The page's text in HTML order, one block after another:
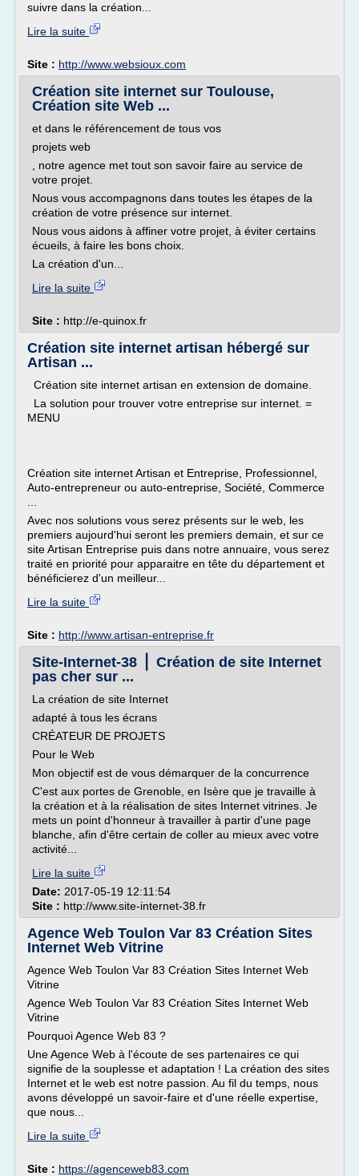
suivre dans la création...
Lire la suite
Site : http://www.websioux.com
Création site internet sur Toulouse,
Création site Web ...
et dans le référencement de tous vos
projets web
, notre agence met tout son savoir faire au service de
votre projet.
Nous vous accompagnons dans toutes les étapes de la
création de votre présence sur internet.
Nous vous aidons à affiner votre projet, à éviter certains
écueils, à faire les bons choix.
La création d'un...
Lire la suite
Site : http://e-quinox.fr
Création site internet artisan hébergé sur
Artisan ...
Création site internet artisan en extension de domaine.
La solution pour trouver votre entreprise sur internet. =
MENU
Création site internet Artisan et Entreprise, Professionnel,
Auto-entrepreneur ou auto-entreprise, Société, Commerce
Avec nos solutions vous serez présents sur le web, les
premiers aujourd'hui seront les premiers demain, et sur ce
site Artisan Entreprise puis dans notre annuaire, vous serez
traité en priorité pour apparaitre en tête du département et
bénéficierez d'un meilleur...
Lire la suite
Site : http://www.artisan-entreprise.fr
Site-Internet-38 ⎪ Création de site Internet
pas cher sur ...
La création de site Internet
adapté à tous les écrans
CRÉATEUR DE PROJETS
Pour le Web
Mon objectif est de vous démarquer de la concurrence
C'est aux portes de Grenoble, en Isère que je travaille à
la création et à la réalisation de sites Internet vitrines. Je
mets un point d'honneur à travailler à partir d'une page
blanche, afin d'être certain de coller au mieux avec votre
activité...
Lire la suite
Date: 2017-05-19 12:11:54
Site : http://www.site-internet-38.fr
Agence Web Toulon Var 83 Création Sites
Internet Web Vitrine
Agence Web Toulon Var 83 Création Sites Internet Web
Vitrine
Agence Web Toulon Var 83 Création Sites Internet Web
Vitrine
Pourquoi Agence Web 83 ?
Une Agence Web à l'écoute de ses partenaires ce qui
signifie de la souplesse et adaptation ! La création des sites
Internet et le web est notre passion. Au fil du temps, nous
avons développé un savoir-faire et d'une réelle expertise,
que nous...
Lire la suite
Site : https://agenceweb83.com